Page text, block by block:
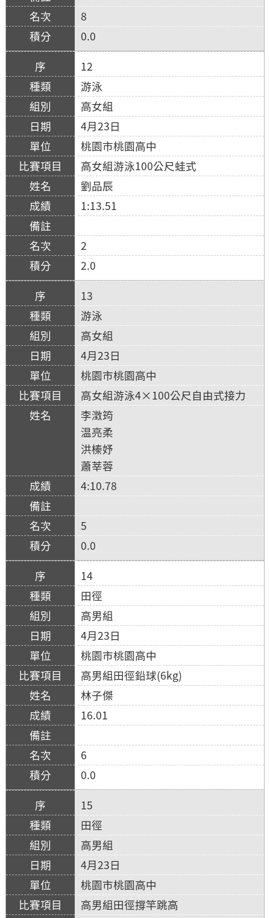
8
0.0
12
游泳
高女組
4月23日
桃園市桃園高中
高女組游泳100公尺蛙式
劉品辰
1:13.51
2
2.0
13
游泳
高女組
4月23日
桃園市桃園高中
高女組游泳4×100公尺自由式接力
李澂筠
温亮柔
洪榛妤
蕭莘蓉
4:10.78
5
0.0
14
田徑
高男組
4月23日
桃園市桃園高中
高男組田徑鉛球(6kg)
林子傑
16.01
6
0.0
15
田徑
高男組
4月23日
桃園市桃園高中
高男組田徑撐竿跳高